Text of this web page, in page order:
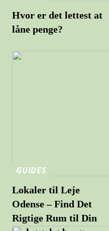
Hvor er det lettest at
låne penge?
GUIDES
Lokaler til Leje
Odense – Find Det
Rigtige Rum til Din